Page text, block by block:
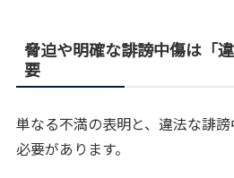
脅迫や明確な誹謗中傷は「
要
単なる不満の表明と、違法な誹
必要があります。